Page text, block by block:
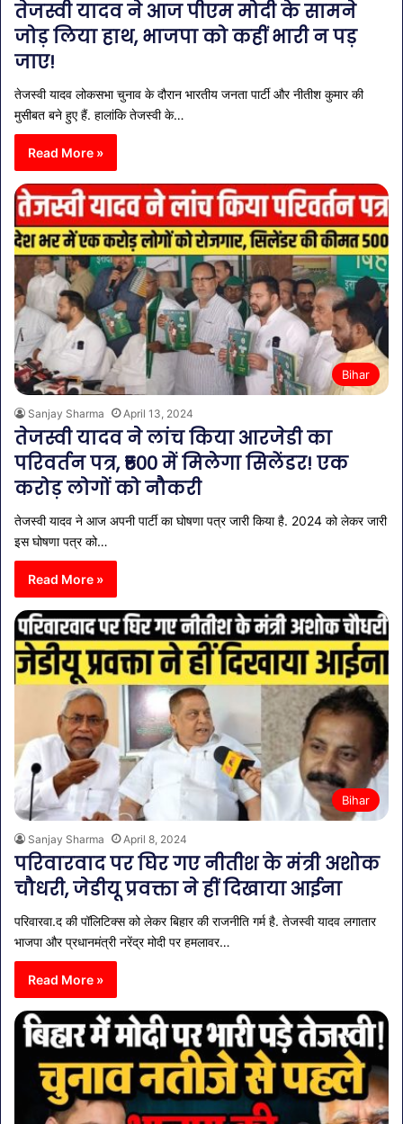
तेजस्वी यादव ने आज पीएम मोदी के सामने
जोड़ लिया हाथ, भाजपा को कहीं भारी न पड़
जाए!
तेजस्वी यादव लोकसभा चुनाव के दौरान भारतीय जनता पार्टी और नीतीश कुमार की
मुसीबत बने हुए हैं. हालांकि तेजस्वी के…
Read More »
Bihar
Sanjay Sharma April 13, 2024
तेजस्वी यादव ने लांच किया आरजेडी का
परिवर्तन पत्र, ₹500 में मिलेगा सिलेंडर! एक
करोड़ लोगों को नौकरी
तेजस्वी यादव ने आज अपनी पार्टी का घोषणा पत्र जारी किया है. 2024 को लेकर जारी
इस घोषणा पत्र को…
Read More »
Bihar
Sanjay Sharma April 8, 2024
परिवारवाद पर घिर गए नीतीश के मंत्री अशोक
चौधरी, जेडीयू प्रवक्ता ने हीं दिखाया आईना
परिवारवा.द की पॉलिटिक्स को लेकर बिहार की राजनीति गर्म है. तेजस्वी यादव लगातार
भाजपा और प्रधानमंत्री नरेंद्र मोदी पर हमलावर…
Read More »